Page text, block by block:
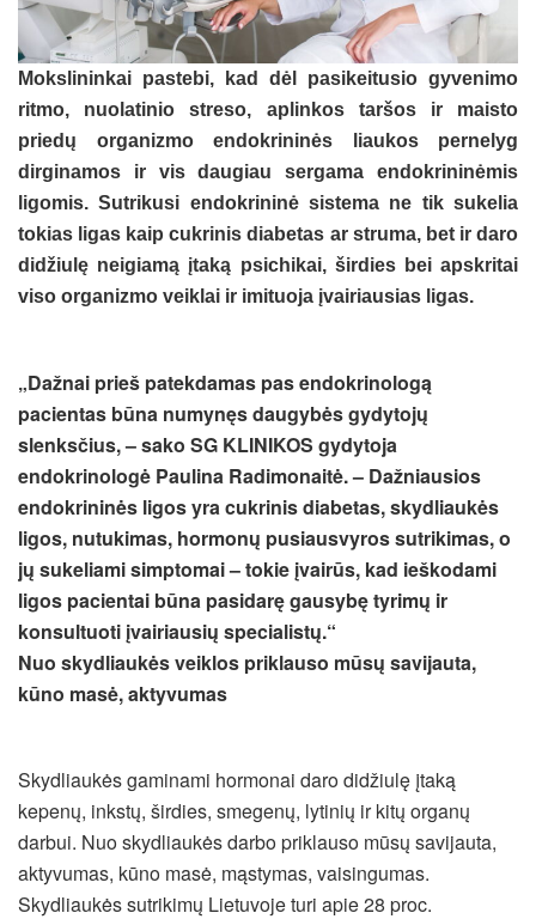
Mokslininkai pastebi, kad dėl pasikeitusio gyvenimo
ritmo, nuolatinio streso, aplinkos taršos ir maisto
priedų organizmo endokrininės liaukos pernelyg
dirginamos ir vis daugiau sergama endokrininėmis
ligomis. Sutrikusi endokrininė sistema ne tik sukelia
tokias ligas kaip cukrinis diabetas ar struma, bet ir daro
didžiulę neigiamą įtaką psichikai, širdies bei apskritai
viso organizmo veiklai ir imituoja įvairiausias ligas.
„Dažnai prieš patekdamas pas endokrinologą
pacientas būna numynęs daugybės gydytojų
slenksčius, – sako SG KLINIKOS gydytoja
endokrinologė Paulina Radimonaitė. – Dažniausios
endokrininės ligos yra cukrinis diabetas, skydliaukės
ligos, nutukimas, hormonų pusiausvyros sutrikimas, o
jų sukeliami simptomai – tokie įvairūs, kad ieškodami
ligos pacientai būna pasidarę gausybę tyrimų ir
konsultuoti įvairiausių specialistų.“
Nuo skydliaukės veiklos priklauso mūsų savijauta,
kūno masė, aktyvumas
Skydliaukės gaminami hormonai daro didžiulę įtaką
kepenų, inkstų, širdies, smegenų, lytinių ir kitų organų
darbui. Nuo skydliaukės darbo priklauso mūsų savijauta,
aktyvumas, kūno masė, mąstymas, vaisingumas.
Skydliaukės sutrikimų Lietuvoje turi apie 28 proc.